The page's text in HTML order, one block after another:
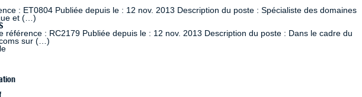
: ET0804 Publiée depuis le : 12 nov. 2013 Description du poste : Spécialiste des domaines
et (…)
: RC2179 Publiée depuis le : 12 nov. 2013 Description du poste : Dans le cadre du
sur (…)